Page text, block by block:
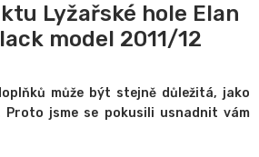
Lyžařské hole Elan
model 2011/12
může být stejně důležitá, jako
Proto jsme se pokusili usnadnit vám